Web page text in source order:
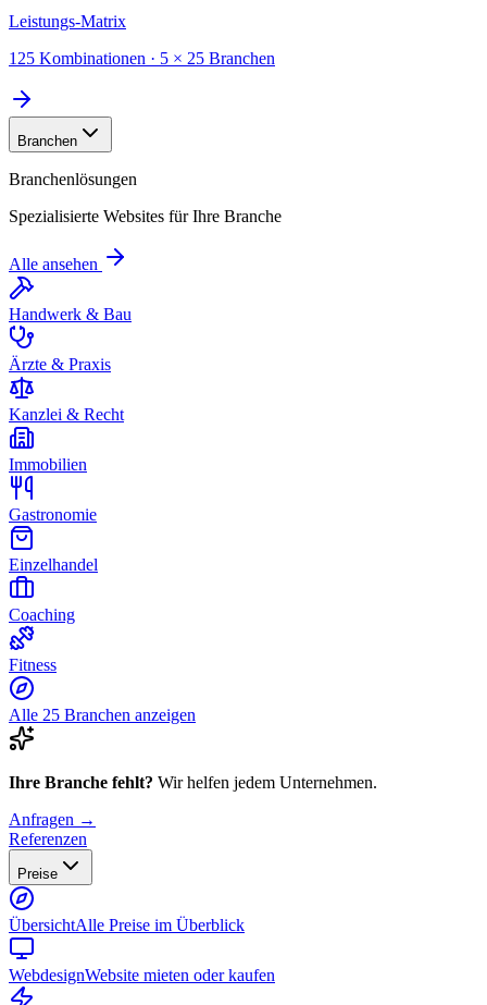
Leistungs-Matrix
125 Kombinationen · 5 × 25 Branchen
Branchen
Branchenlösungen
Spezialisierte Websites für Ihre Branche
Alle ansehen
Handwerk & Bau
Ärzte & Praxis
Kanzlei & Recht
Immobilien
Gastronomie
Einzelhandel
Coaching
Fitness
Alle 25 Branchen anzeigen
Ihre Branche fehlt? Wir helfen jedem Unternehmen.
Anfragen →
Referenzen
Preise
ÜbersichtAlle Preise im Überblick
WebdesignWebsite mieten oder kaufen